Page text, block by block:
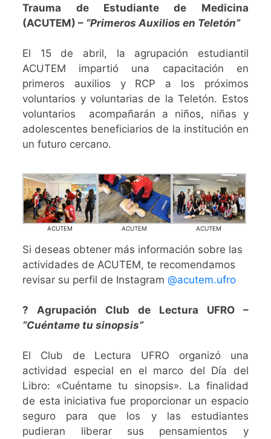
Trauma de Estudiante de Medicina
(ACUTEM) – “Primeros Auxilios en Teletón”
El 15 de abril, la agrupación estudiantil
ACUTEM impartió una capacitación en
primeros auxilios y RCP a los próximos
voluntarios y voluntarias de la Teletón. Estos
voluntarios acompañarán a niños, niñas y
adolescentes beneficiarios de la institución en
un futuro cercano.
ACUTEM ACUTEM ACUTEM
Si deseas obtener más información sobre las
actividades de ACUTEM, te recomendamos
revisar su perfil de Instagram@acutem.ufro
? Agrupación Club de Lectura UFRO –
“Cuéntame tu sinopsis”
El Club de Lectura UFRO organizó una
actividad especial en el marco del Día del
Libro: «Cuéntame tu sinopsis». La finalidad
de esta iniciativa fue proporcionar un espacio
seguro para que los y las estudiantes
pudieran liberar sus pensamientos y